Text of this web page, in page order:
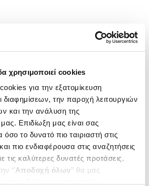
χρησιμοποιεί cookies
για την εξατομίκευση
διαφημίσεων, την παροχή λειτουργιών
και την ανάλυση της
Επιδίωξη μας είναι σας
το δυνατό πιο ταιριαστή στις
πιο ενδιαφέρουσα στις αναζητήσεις
τις καλύτερες δυνατές προτάσεις.
‘’Αποδοχή όλων’’ θα μας